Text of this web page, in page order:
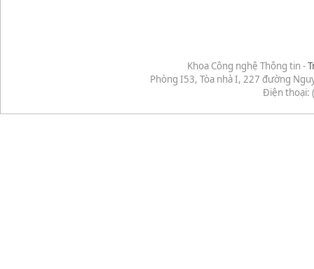
Khoa Công nghệ Thông tin -
Phòng I53, Tòa nhà I, 227 đường
Điện thoại: